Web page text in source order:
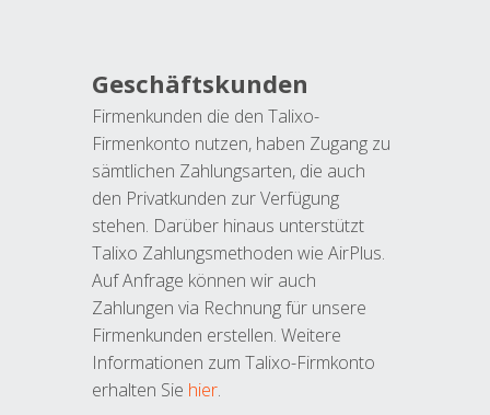
Geschäftskunden
Firmenkunden die den Talixo-
Firmenkonto nutzen, haben Zugang zu
sämtlichen Zahlungsarten, die auch
den Privatkunden zur Verfügung
stehen. Darüber hinaus unterstützt
Talixo Zahlungsmethoden wie AirPlus.
Auf Anfrage können wir auch
Zahlungen via Rechnung für unsere
Firmenkunden erstellen. Weitere
Informationen zum Talixo-Firmkonto
erhalten Sie hier.